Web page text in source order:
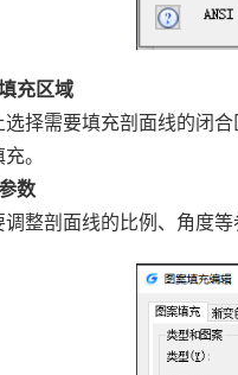
充区域
选择需要填充剖面线的闭
。
数
调整剖面线的比例、角度